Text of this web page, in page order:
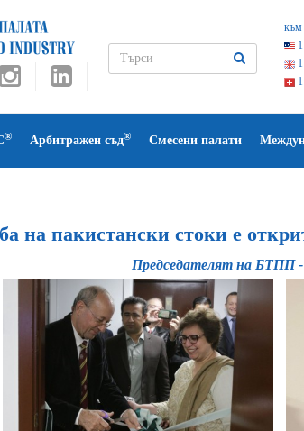
към
1
1
1
® Арбитражен съд® Смесени палати
на пакистански стоки e
Председателят на БТПП -